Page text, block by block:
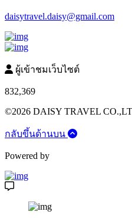
daisytravel.daisy@gmail.com
ผู้เข้าชมเว็บไซต์
832,369
©2026 DAISY TRAVEL
กลับขึ้นด้านบน
Powered by